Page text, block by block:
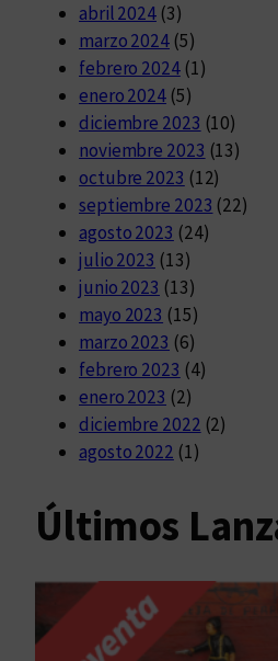
abril 2024 (3)
marzo 2024 (5)
febrero 2024(1)
enero 2024 (5)
diciembre 2023 (10)
noviembre 2023 (13)
octubre 2023 (12)
septiembre 2023 (22)
agosto 2023 (24)
julio 2023 (13)
junio 2023 (13)
mayo 2023 (15)
marzo 2023 (6)
febrero 2023 (4)
enero 2023 (2)
diciembre 2022 (2)
agosto 2022 (1)
Últimos